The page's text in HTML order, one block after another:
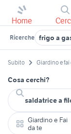
Home
Ricerche frigo a
Subito Giardino e fai
Cosa cerchi?
Giardino e Fai
da te